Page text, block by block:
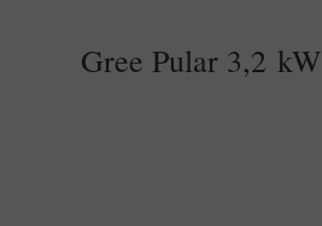
Gree Pular 3,2 kW